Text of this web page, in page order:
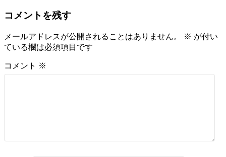
コメントを残す
メールアドレスが公開されることはありません。 ※ が付い
ている欄は必須項目です
コメント ※